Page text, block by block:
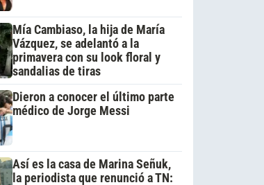
Mía Cambiaso, la hija de María
Vázquez, se adelantó a la
primavera con su look floral y
sandalias de tiras
Dieron a conocer el último parte
médico de Jorge Messi
Así es la casa de Marina Señuk,
la periodista que renunció a TN: